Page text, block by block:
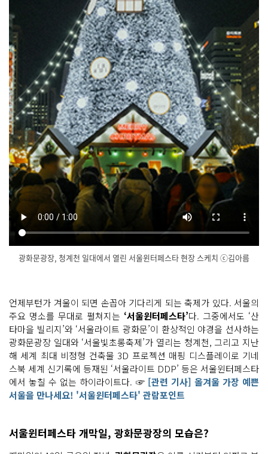
광화문광장, 청계천 일대에서 열린 서울윈터페스타 현장 스케치 ⓒ김아름
부
터 겨
울
이 되
면 손
꼽
아 기
다
리
게 되
는 축
제
가 있
문
장, 청
언제부턴가 겨울이 되면 손꼽아 기다리게 되는 축제가 있다. 서울의
주요 명소를 무대로 펼쳐지는 ‘서울윈터페스타’다. 그중에서도 ‘산
타마을 빌리지’와 ‘서울라이트 광화문’이 환상적인 야경을 선사하는
광화문광장 일대와 ‘서울빛초롱축제’가 열리는 청계천, 그리고 지난
해 세계 최대 비정형 건축물 3D 프로젝션 매핑 디스플레이로 기네
스북 세계 신기록에 등재된 ‘서울라이트 DDP’ 등은 서울윈터페스타
에서 놓칠 수 없는 하이라이트다. ☞[관련 기사] 올겨울 가장 예쁜
서울을 만나세요! '서울윈터페스타' 관람포인트
서울윈터페스타 개막일, 광화문광장의 모습은?